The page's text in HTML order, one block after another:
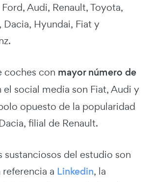
Audi, Renault, Toyota,
Dacia, Hyundai, Fiat y
coches con mayor número de
el social media son Fiat, Audi y
opuesto de la popularidad
filial de Renault.
sustanciosos del estudio son
a Linkedin, la